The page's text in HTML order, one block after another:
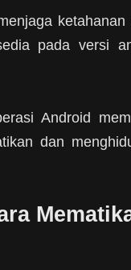
pada versi
Android
dan